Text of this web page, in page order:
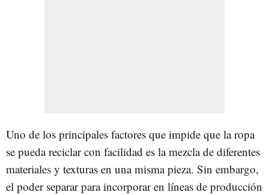
Uno de los principales factores que impide que la ropa
se pueda reciclar con facilidad es la mezcla de diferentes
materiales y texturas en una misma pieza. Sin embargo,
el poder separar para incorporar en líneas de producción